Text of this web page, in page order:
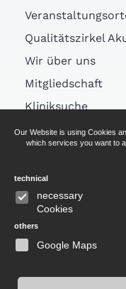
Qualitätszirkel
Wir über uns
Mitgliedschaft
Kliniksuche
Links
Arztsuche
AGB
Impressum
Our Website is using Cookies
which services you want to
technical
necessary
Cookies
others
Google Maps